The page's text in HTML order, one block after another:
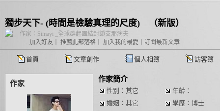
獨步天下- (時間是檢驗真理的尺度) （新版）
首頁 文章創作 個人相簿 訪客簿
加入好友 推薦此部落格 加入我的最愛 訂閱最新文章
作家：Simayi _全球群起團結封鎖支那病夫
作家
作家簡介
性別：其它
年齡：
婚姻：其它
學歷：博士